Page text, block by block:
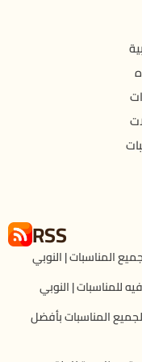
RSS
المناسبات | النوبي
للمناسبات | النوبي
المناسبات بأفضل